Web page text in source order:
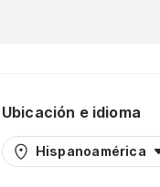
Ubicación e idioma
Hispanoamérica